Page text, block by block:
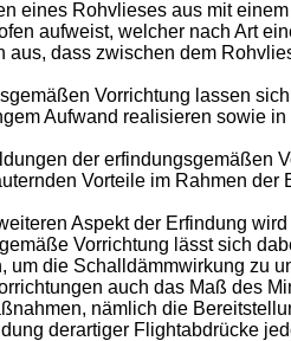
eines Rohvlieses aus mit
aufweist, welcher nach Art
aus, dass zwischen dem
Vorrichtung lassen
Aufwand realisieren sowie
der erfindungsgemäßen
Vorteile im Rahmen der
Aspekt der Erfindung
Vorrichtung lässt sich
um die Schalldämmwirkung zu
auch das Maß des
nämlich die
derartiger Flightabdrücke